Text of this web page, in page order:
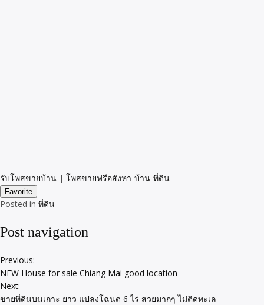
รับโพสขายบ้าน | โพสขายฟรีอสังหา-บ้าน-ที่ดิน
Favorite
Posted in ที่ดิน
Post navigation
Previous:
NEW House for sale Chiang Mai good location
Next:
ขายที่ดินบนเกาะ ยาว แปลงโฉนด 6 ไร่ สวยมากๆ ไม่ติดทะเล